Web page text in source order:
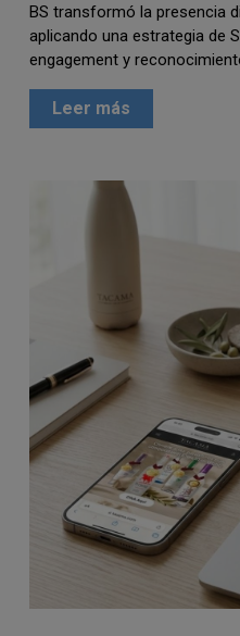
BS transformó la presencia
aplicando una estrategia de
engagement y
Leer más